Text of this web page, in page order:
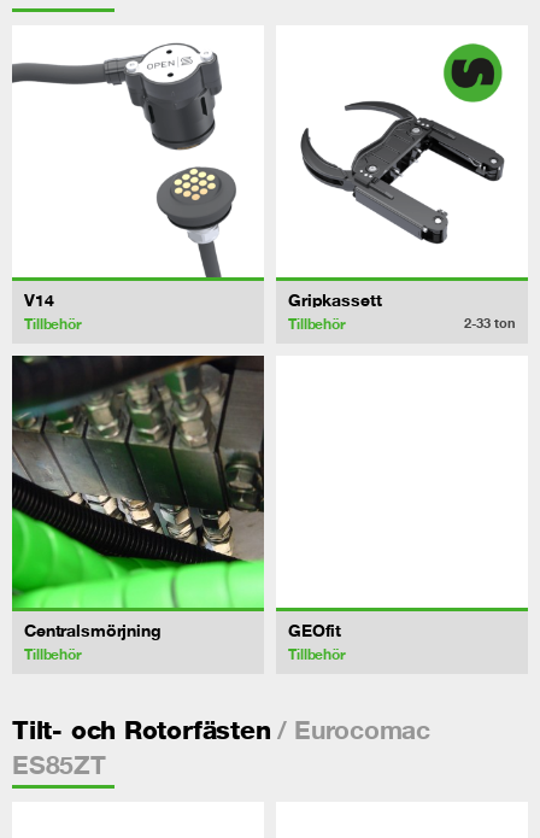
V14
Tillbehör
Gripkassett
Tillbehör 2-33 ton
Centralsmörjning
Tillbehör
GEOfit
Tillbehör
Tilt- och Rotorfästen / Eurocomac
ES85ZT